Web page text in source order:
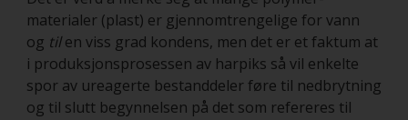
materialer (plast) er gjennomtrengelige for vann
og tilen viss grad kondens, men det er et faktum at
i produksjonsprosessen av harpiks så vil enkelte
spor av ureagerte bestanddeler føre til nedbrytning
og til slutt begynnelsen på det som refereres til